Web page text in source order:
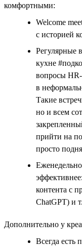
комфортными:
Welcome
с историей
Регулярные
кухне
вопросы
в
Такие
но и всем
прийти на
просто
контента с
ChatGPT) и
Дополнительно у
Всегда есть